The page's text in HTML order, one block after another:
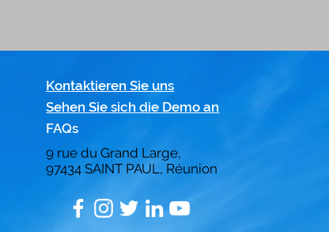
Kontaktieren Sie uns
Sehen Sie sich die Demo an
FAQs
9 rue du Grand Large,
97434 SAINT PAUL, Réunion